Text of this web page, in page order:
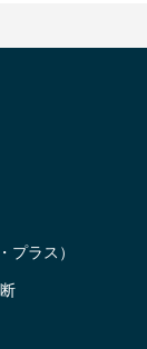
プラス）